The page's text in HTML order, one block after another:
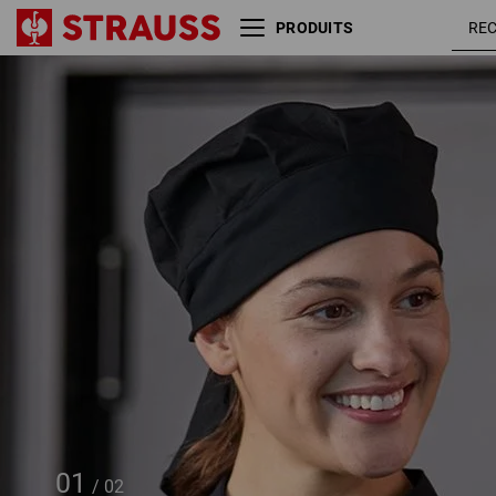
PRODUITS
01 / 02
Bandana e.s.fusion